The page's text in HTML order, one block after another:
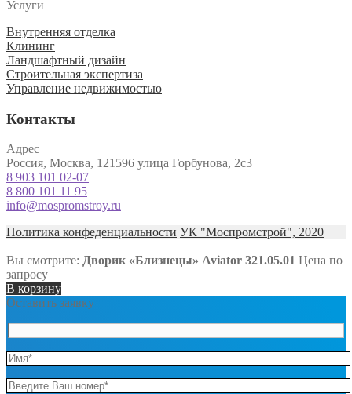
Услуги
Внутренняя отделка
Клининг
Ландшафтный дизайн
Строительная экспертиза
Управление недвижимостью
Контакты
Адрес
Россия, Москва, 121596 улица Горбунова, 2с3
8 903 101 02-07
8 800 101 11 95
info@mospromstroy.ru
Политика конфеденциальности УК "Моспромстрой", 2020
Вы смотрите: Дворик «Близнецы» Aviator 321.05.01 Цена по
запросу
В корзину
Оставить заявку